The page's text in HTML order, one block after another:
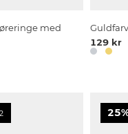
med
129 kr